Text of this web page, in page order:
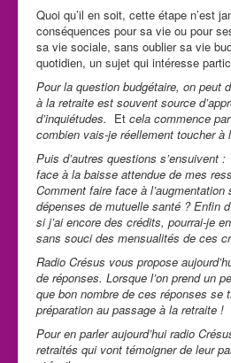
Quoi qu’il en soit, cette étape n’est
conséquences pour sa vie ou pour
sa vie sociale, sans oublier sa vie
quotidien, un sujet qui intéresse
Pour la question budgétaire, on peut
à la retraite est souvent source
d’inquiétudes. Et cela commence
combien vais-je réellement toucher à
Puis d’autres questions s’ensuivent
face à la baisse attendue de mes
Comment faire face à l’augmentation
dépenses de mutuelle santé ? Enfin
si j’ai encore des crédits, pourrai-je
sans souci des mensualités de ces
Radio Crésus vous propose
de réponses. Lorsque l’on prend un
que bon nombre de ces réponses se
préparation au passage à la retraite !
Pour en parler aujourd’hui radio
retraités qui vont témoigner de leur